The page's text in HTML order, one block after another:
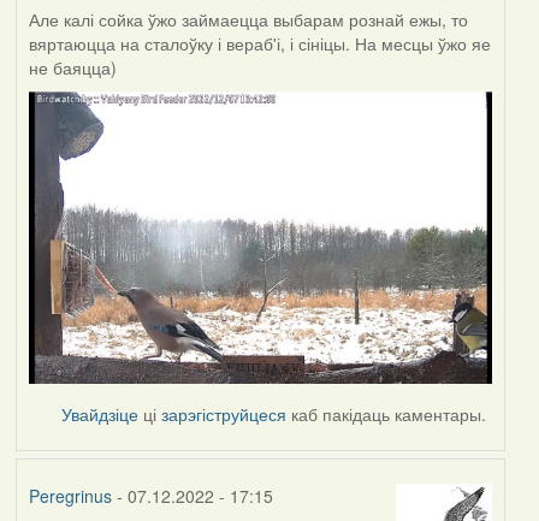
Але калі сойка ўжо займаецца выбарам рознай ежы, то
вяртаюцца на сталоўку і вераб'і, і сініцы. На месцы ўжо яе
не баяцца)
Увайдзіце цізарэгіструйцеся каб пакідаць каментары.
Peregrinus- 07.12.2022 - 17:15